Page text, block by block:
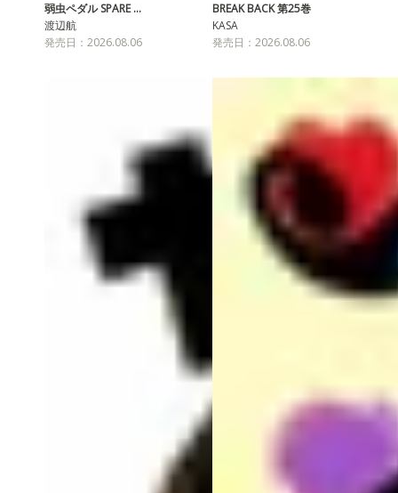
弱虫ペダル SPARE …
渡辺航
発売日：2026.08.06
BREAK BACK 第25巻
KASA
発売日：2026.08.06